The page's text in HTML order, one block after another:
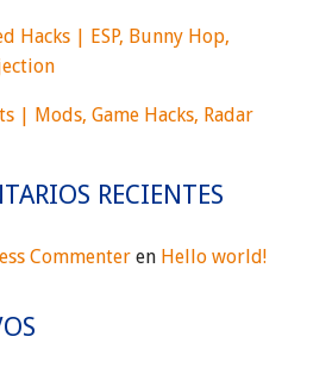
Hacks | ESP, Bunny Hop,
| Mods, Game Hacks, Radar
RECIENTES
Commenter en Hello world!